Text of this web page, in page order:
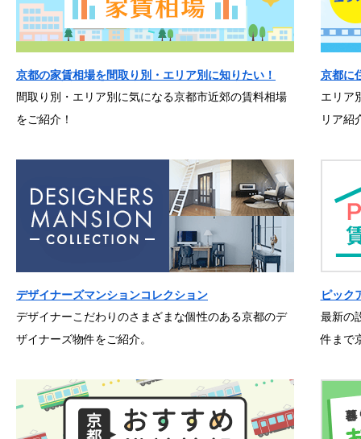
京都の家賃相場を間取り別・エリア別に知りたい！
間取り別・エリア別に気になる京都市近郊の賃料相場
をご紹介！
京都に
エリア
リア紹
デザイナーズマンションコレクション
デザイナーこだわりのさまざまな個性のある京都のデ
ザイナーズ物件をご紹介。
ピック
最新の
件まで